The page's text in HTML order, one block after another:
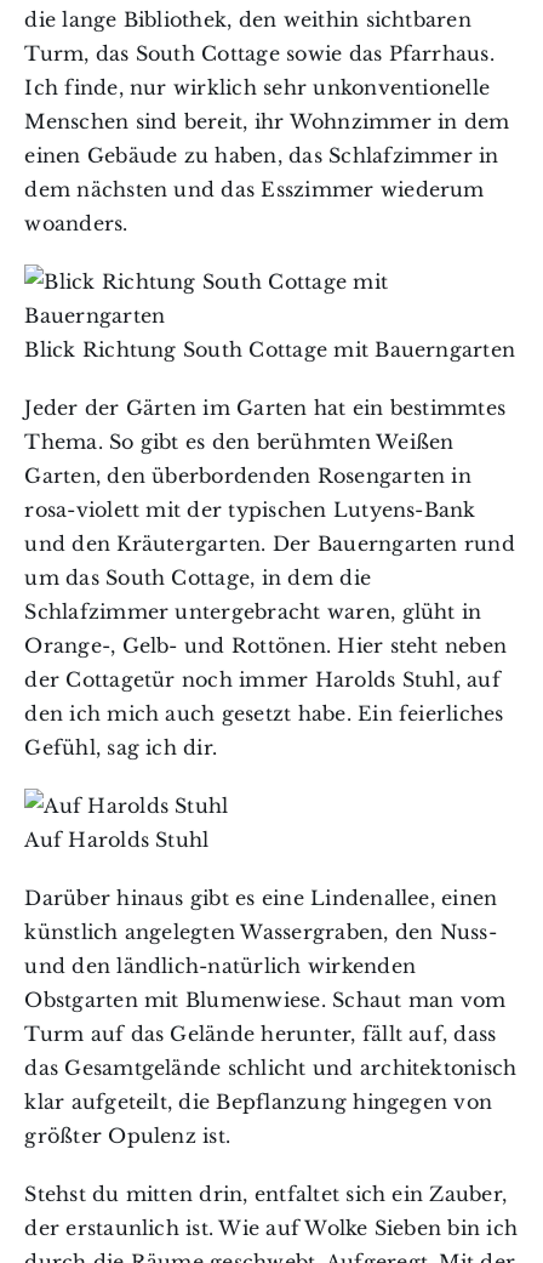
die lange Bibliothek, den weithin sichtbaren
Turm, das South Cottage sowie das Pfarrhaus.
Ich finde, nur wirklich sehr unkonventionelle
Menschen sind bereit, ihr Wohnzimmer in dem
einen Gebäude zu haben, das Schlafzimmer in
dem nächsten und das Esszimmer wiederum
woanders.
Blick Richtung South Cottage mit Bauerngarten
Jeder der Gärten im Garten hat ein bestimmtes
Thema. So gibt es den berühmten Weißen
Garten, den überbordenden Rosengarten in
rosa-violett mit der typischen Lutyens-Bank
und den Kräutergarten. Der Bauerngarten rund
um das South Cottage, in dem die
Schlafzimmer untergebracht waren, glüht in
Orange-, Gelb- und Rottönen. Hier steht neben
der Cottagetür noch immer Harolds Stuhl, auf
den ich mich auch gesetzt habe. Ein feierliches
Gefühl, sag ich dir.
Auf Harolds Stuhl
Darüber hinaus gibt es eine Lindenallee, einen
künstlich angelegten Wassergraben, den Nuss-
und den ländlich-natürlich wirkenden
Obstgarten mit Blumenwiese. Schaut man vom
Turm auf das Gelände herunter, fällt auf, dass
das Gesamtgelände schlicht und architektonisch
klar aufgeteilt, die Bepflanzung hingegen von
größter Opulenz ist.
Stehst du mitten drin, entfaltet sich ein Zauber,
der erstaunlich ist. Wie auf Wolke Sieben bin ich